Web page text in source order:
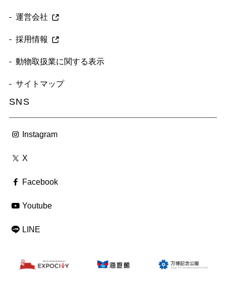
運営会社
採用情報
動物取扱業に関する表示
サイトマップ
SNS
Instagram
X
Facebook
Youtube
LINE